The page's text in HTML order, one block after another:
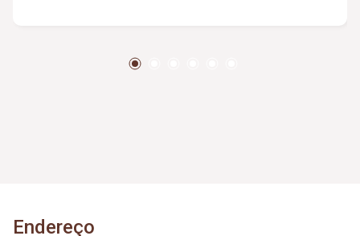
Endereço